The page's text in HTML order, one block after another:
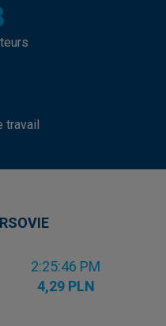
travail
2:25:46 PM
4,29 PLN